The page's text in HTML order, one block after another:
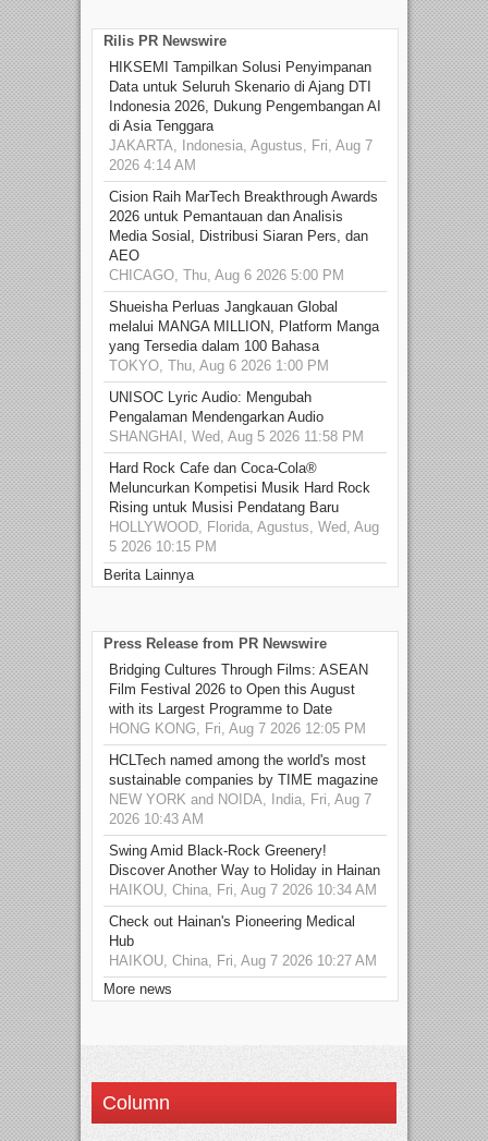
Rilis PR Newswire
HIKSEMI Tampilkan Solusi Penyimpanan
Data untuk Seluruh Skenario di Ajang DTI
Indonesia 2026, Dukung Pengembangan AI
di Asia Tenggara
JAKARTA, Indonesia, Agustus, Fri, Aug 7
2026 4:14 AM
Cision Raih MarTech Breakthrough Awards
2026 untuk Pemantauan dan Analisis
Media Sosial, Distribusi Siaran Pers, dan
AEO
CHICAGO, Thu, Aug 6 2026 5:00 PM
Shueisha Perluas Jangkauan Global
melalui MANGA MILLION, Platform Manga
yang Tersedia dalam 100 Bahasa
TOKYO, Thu, Aug 6 2026 1:00 PM
UNISOC Lyric Audio: Mengubah
Pengalaman Mendengarkan Audio
SHANGHAI, Wed, Aug 5 2026 11:58 PM
Hard Rock Cafe dan Coca-Cola®
Meluncurkan Kompetisi Musik Hard Rock
Rising untuk Musisi Pendatang Baru
HOLLYWOOD, Florida, Agustus, Wed, Aug
5 2026 10:15 PM
Berita Lainnya
Press Release from PR Newswire
Bridging Cultures Through Films: ASEAN
Film Festival 2026 to Open this August
with its Largest Programme to Date
HONG KONG, Fri, Aug 7 2026 12:05 PM
HCLTech named among the world's most
sustainable companies by TIME magazine
NEW YORK and NOIDA, India, Fri, Aug 7
2026 10:43 AM
Swing Amid Black‑Rock Greenery!
Discover Another Way to Holiday in Hainan
HAIKOU, China, Fri, Aug 7 2026 10:34 AM
Check out Hainan's Pioneering Medical
Hub
HAIKOU, China, Fri, Aug 7 2026 10:27 AM
More news
Column